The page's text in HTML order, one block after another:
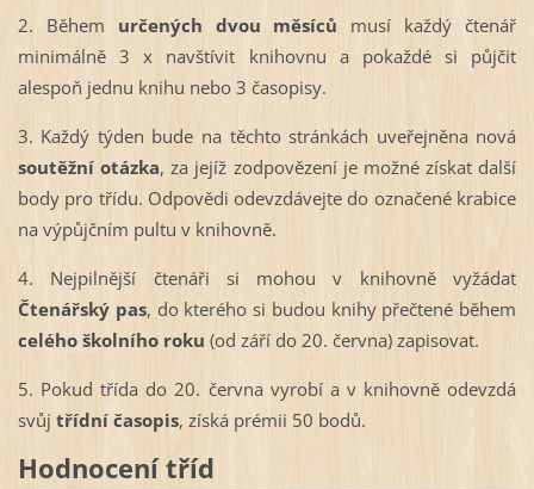
2. Během určených dvou měsíců musí každý čtenář
minimálně 3 x navštívit knihovnu a pokaždé si půjčit
alespoň jednu knihu nebo 3 časopisy.
3. Každý týden bude na těchto stránkách uveřejněna nová
soutěžní otázka, za jejíž zodpovězení je možné získat další
body pro třídu. Odpovědi odevzdávejte do označené krabice
na výpůjčním pultu v knihovně.
4. Nejpilnější čtenáři si mohou v knihovně vyžádat
Čtenářský pas, do kterého si budou knihy přečtené během
celého školního roku (od září do 20. června) zapisovat.
5. Pokud třída do 20. června vyrobí a v knihovně odevzdá
svůj třídní časopis, získá prémii 50 bodů.
Hodnocení tříd